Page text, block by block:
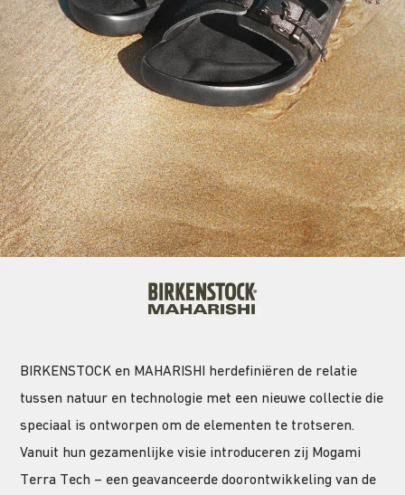
BIRKENSTOCK en MAHARISHI herdefiniëren de relatie
tussen natuur en technologie met een nieuwe collectie die
speciaal is ontworpen om de elementen te trotseren.
Vanuit hun gezamenlijke visie introduceren zij Mogami
Terra Tech – een geavanceerde doorontwikkeling van de